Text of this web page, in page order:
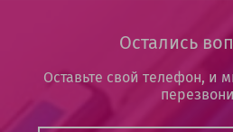
Остались
Оставьте свой телефон, и